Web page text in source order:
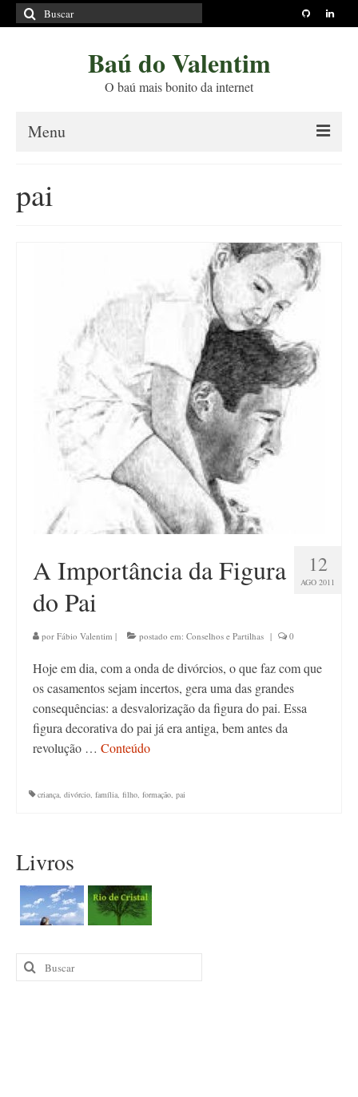
Buscar
por:
Baú do Valentim
O baú mais bonito da internet
Menu
Contato
pai
12
AGO 2011
A Importância da Figura
do Pai
por Fábio Valentim | postado em: Conselhos e Partilhas | 0
Hoje em dia, com a onda de divórcios, o que faz com que
os casamentos sejam incertos, gera uma das grandes
consequências: a desvalorização da figura do pai. Essa
figura decorativa do pai já era antiga, bem antes da
revolução … Conteúdo
criança, divórcio, família, filho, formação, pai
Livros
Buscar
por: